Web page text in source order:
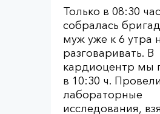
Только в 08:30
собралась
муж уже к 6 утра
разговаривать. В
кардиоцентр мы
в 10:30 ч. Провели
лабораторные
исследования,